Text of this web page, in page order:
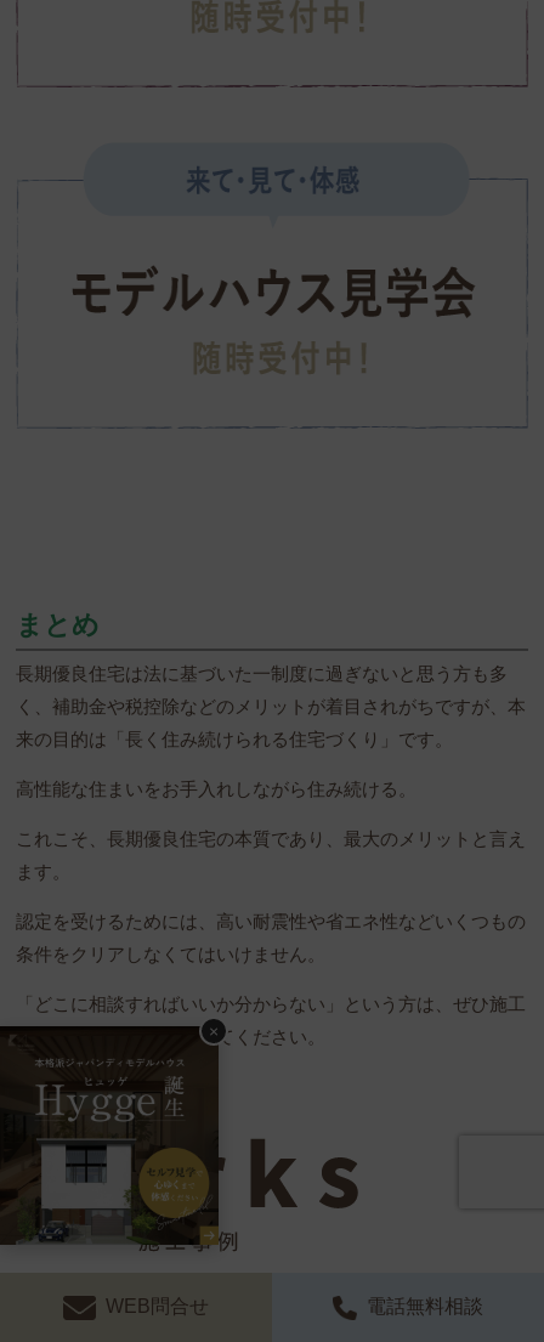
まとめ
長期優良住宅は法に基づいた一制度に過ぎないと思う方も多
く、補助金や税控除などのメリットが着目されがちですが、本
来の目的は「長く住み続けられる住宅づくり」です。
高性能な住まいをお手入れしながら住み続ける。
これこそ、長期優良住宅の本質であり、最大のメリットと言え
ます。
認定を受けるためには、高い耐震性や省エネ性などいくつもの
条件をクリアしなくてはいけません。
「どこに相談すればいいか分からない」という方は、ぜひ施工
実績のある会社へ相談してください。
WEB問合せ 電話無料相談
×